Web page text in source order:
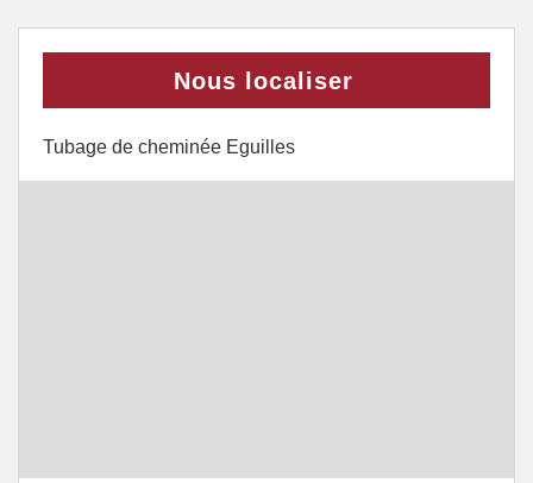
Nous localiser
Tubage de cheminée Eguilles